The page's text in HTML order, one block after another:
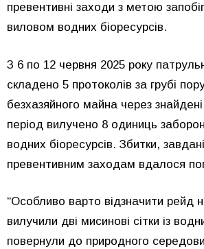
превентивні заходи з метою
виловом водних біоресурсів.
З 6 по 12 червня 2025 року
складено 5 протоколів за грубі
безхазяйного майна через
період вилучено 8 одиниць
водних біоресурсів. Збитки,
превентивним заходам вдалося
“Особливо варто відзначити рейд
вилучили дві мисинові сітки із
повернули до природного